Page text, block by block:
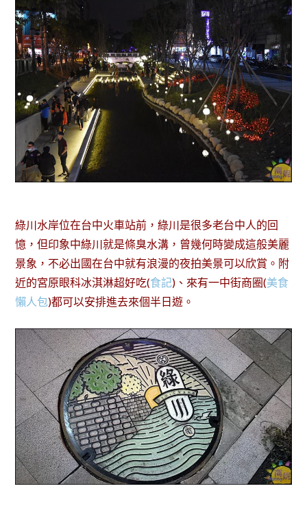
綠川水岸位在台中火車站前，綠川是很多老台中人的回
憶，但印象中綠川就是條臭水溝，曾幾何時變成這般美麗
景象，不必出國在台中就有浪漫的夜拍美景可以欣賞。附
近的宮原眼科冰淇淋超好吃(食記)、來有一中街商圈(美食
懶人包)都可以安排進去來個半日遊。